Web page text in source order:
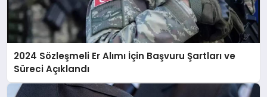
2024 Sözleşmeli Er Alımı İçin Başvuru Şartları ve
Süreci Açıklandı